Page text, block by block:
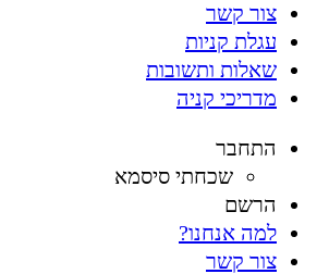
צור קשר
עגלת קניות
שאלות ותשובות
מדריכי קניה
התחבר
שכחתי סיסמא
הרשם
למה אנחנו?
צור קשר